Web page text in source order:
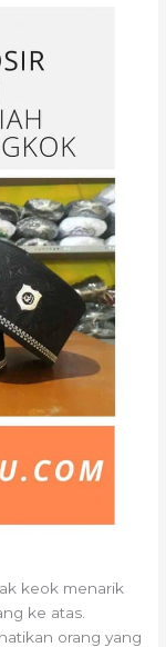
keok menarik
ke atas.
orang yang